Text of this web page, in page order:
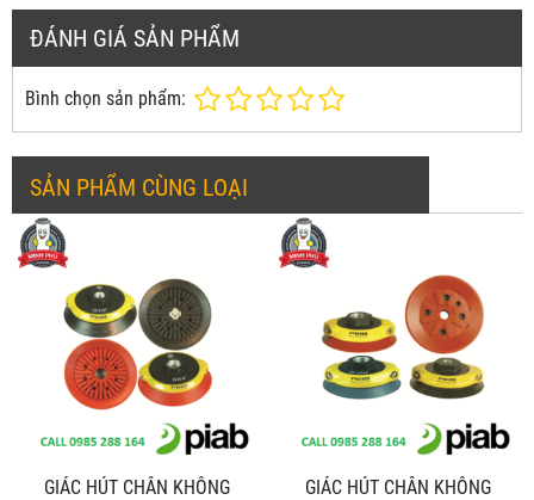
ĐÁNH GIÁ SẢN PHẨM
Bình chọn sản phẩm:
SẢN PHẨM CÙNG LOẠI
GIÁC HÚT CHÂN KHÔNG
GIÁC HÚT CHÂN KHÔNG